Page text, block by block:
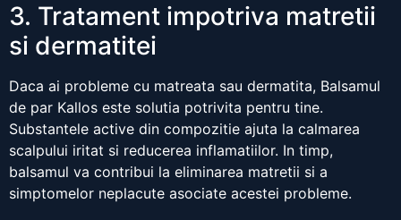
3. Tratament impotriva matretii
si dermatitei
Daca ai probleme cu matreata sau dermatita, Balsamul
de par Kallos este solutia potrivita pentru tine.
Substantele active din compozitie ajuta la calmarea
scalpului iritat si reducerea inflamatiilor. In timp,
balsamul va contribui la eliminarea matretii si a
simptomelor neplacute asociate acestei probleme.